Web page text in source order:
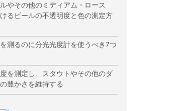
やその他のミディアム・ロース
るビールの不透明度と色の測定方
測るのに分光光度計を使うべき7つ
を測定し、スタウトやその他のダ
豊かさを維持する